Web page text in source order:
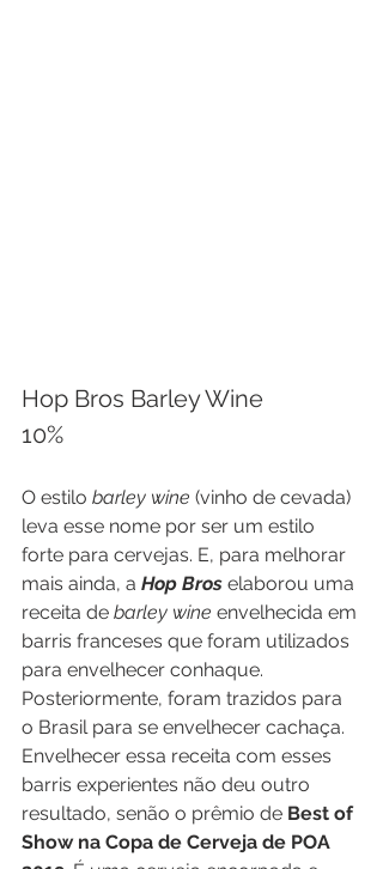
Hop Bros Barley Wine
10%
O estilo barley wine (vinho de cevada)
leva esse nome por ser um estilo
forte para cervejas. E, para melhorar
mais ainda, a Hop Bros elaborou uma
receita de barley wine envelhecida em
barris franceses que foram utilizados
para envelhecer conhaque.
Posteriormente, foram trazidos para
o Brasil para se envelhecer cachaça.
Envelhecer essa receita com esses
barris experientes não deu outro
resultado, senão o prêmio de Best of
Show na Copa de Cerveja de POA